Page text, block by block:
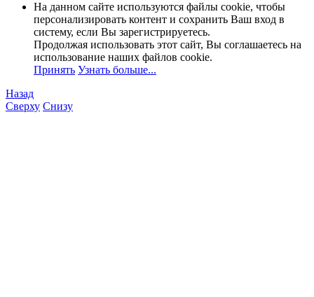
На данном сайте используются файлы cookie, чтобы
персонализировать контент и сохранить Ваш вход в
систему, если Вы зарегистрируетесь.
Продолжая использовать этот сайт, Вы соглашаетесь на
использование наших файлов cookie.
Принять Узнать больше...
Назад
Сверху Снизу